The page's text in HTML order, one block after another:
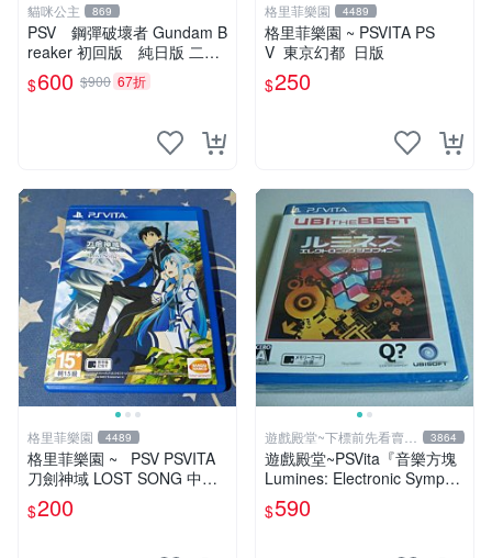
貓咪公主 869
PSV 鋼彈破壞者 Gundam B
reaker 初回版 純日版 二手
品
$600 $900 67折
格里菲樂園 4489
格里菲樂園 ~ PSVITA PS
V 東京幻都 日版
$250
格里菲樂園 4489
格里菲樂園 ~ PSV PSVITA
刀劍神域 LOST SONG 中文
版
$200
遊戲殿堂~下標前先看賣場
關於我
3864
遊戲殿堂~PSVita『音樂方塊
Lumines: Electronic Sympho
ny』日版BEST全新品
$590